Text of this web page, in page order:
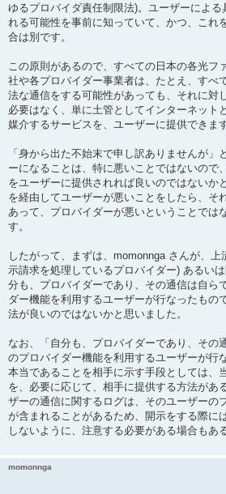
ゆるプロバイダ責任制限法)。ユーザーによる
れる可能性を事前に知っていて、かつ、これ
合は別です。
この原則があるので、すべての日本の各光フ
社や各プロバイダー事業者は、たとえ、すべ
法な通信をする可能性があっても、それに対
必要はなく、単に土管としてインターネット
媒介するサービスを、ユーザーに提供できます
「身から出た不始末で申し訳ありませんが」
ーになることは、特に悪いことではないので
をユーザーに提供されれば良いのではないか
を経由してユーザーが悪いことをしたら、そ
あって、プロバイダーが悪いということでは
す。
したがって、まずは、momonnga さんが、
示請求を処理しているプロバイダー) あるい
分も、プロバイダーであり、その通信は自ら
ダー機能を利用するユーザーが行なったもの
法が良いのではないかと思いました。
なお、「自分も、プロバイダーであり、その
のプロバイダー機能を利用するユーザーが行
本当であることを相手に示す手段としては、
を、必要に応じて、相手に提供する方法があ
ザーの通信に関するログは、そのユーザーの
が含まれることがあるため、開示をする際に
しないように、注意する必要がある場合もあ
momonnga